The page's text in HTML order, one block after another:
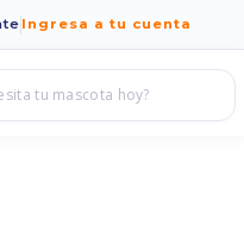
Ingresa a tu cuenta